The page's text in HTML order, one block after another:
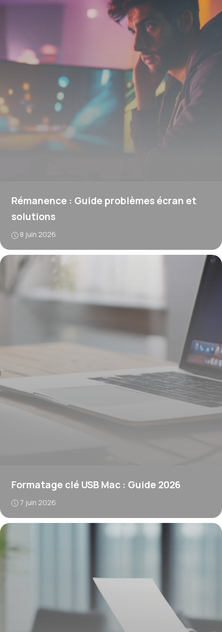
Rémanence : Guide problèmes écran et
solutions
8 juin 2026
Formatage clé USB Mac : Guide 2026
7 juin 2026